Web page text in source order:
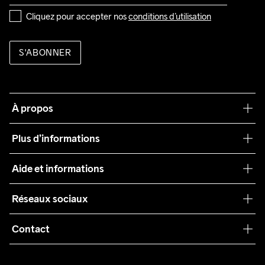
Cliquez pour accepter nos conditions d’utilisation
S'ABONNER
À propos
Plus d’informations
Teamwear
Durabilité
Collaborations
Aide et informations
Conditions générales
Retours
Réseaux sociaux
Contact